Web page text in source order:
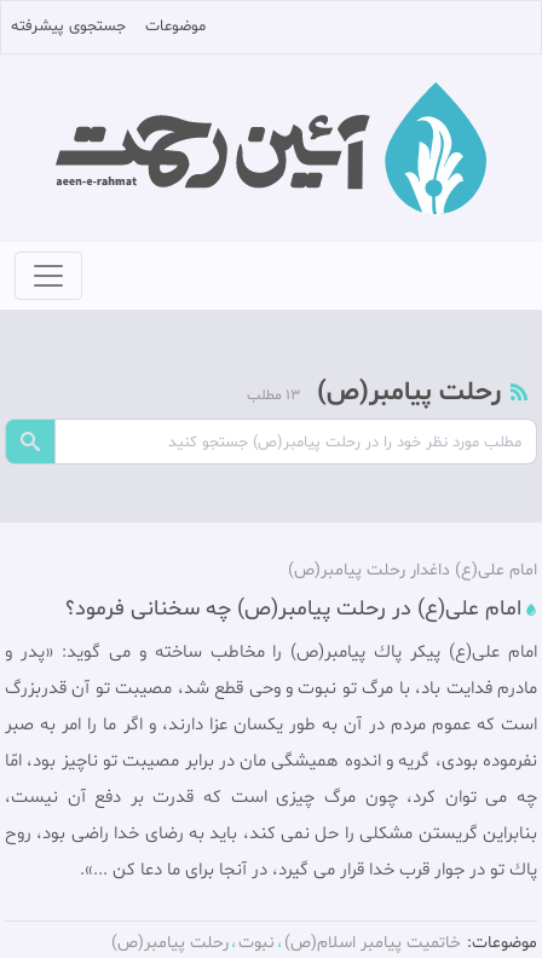
موضوعات جستجوی پیشرفته
رحلت پیامبر(ص) 13 مطلب
امام علی(ع) داغدار رحلت پیامبر(ص)
امام علی(ع) در رحلت پیامبر(ص) چه سخنانی فرمود؟
امام علی(ع) پيكر پاك پيامبر(ص) را مخاطب ساخته و مى گويد: «پدر و
مادرم فدايت باد، با مرگ تو نبوت و وحی قطع شد، مصيبت تو آن قدربزرگ
است كه عموم مردم در آن به طور يكسان عزا دارند، و اگر ما را امر به صبر
نفرموده بودى، گریه و اندوه همیشگی مان در برابر مصيبت تو ناچیز بود، امّا
چه مى توان كرد، چون مرگ چيزى است كه قدرت بر دفع آن نيست،
بنابراين گریستن مشكلى را حل نمى كند، بايد به رضاى خدا راضى بود، روح
پاك تو در جوار قرب خدا قرار مى گيرد، در آنجا براى ما دعا كن ...».
موضوعات: خاتميت پیامبر اسلام(ص) نبوت رحلت پيامبر(ص)